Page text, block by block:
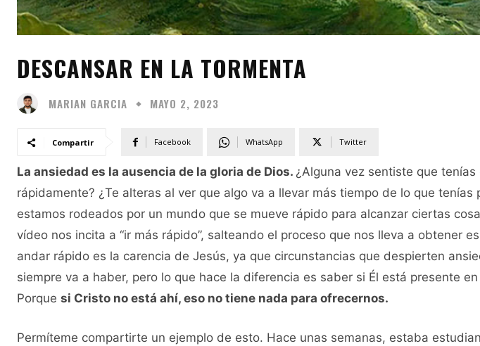
DESCANSAR EN LA TORMENTA
MARIAN GARCIA MAYO 2, 2023
Compartir Facebook Twitter
WhatsApp
La ansiedad es la ausencia de la gloria de Dios. ¿Alguna vez sentiste que
rápidamente? ¿Te alteras al ver que algo va a llevar más tiempo de lo que tenías
estamos rodeados por un mundo que se mueve rápido para alcanzar ciertas
vídeo nos incita a “ir más rápido”, salteando el proceso que nos lleva a obtener
andar rápido es la carencia de Jesús, ya que circunstancias que despierten
siempre va a haber, pero lo que hace la diferencia es saber si Él está presente
Porque si Cristo no está ahí, eso no tiene nada para ofrecernos.
Permíteme compartirte un ejemplo de esto. Hace unas semanas, estaba